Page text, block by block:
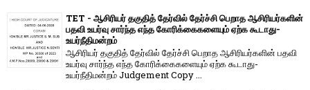
TET - ஆசிரியர் தகுதித் தேர்வில் தேர்ச்சி பெறாத ஆசிரியர்களின்
பதவி உயர்வு சார்ந்த எந்த கோரிக்கைகளையும் ஏற்க கூடாது-
உயர்நீதிமன்றம்
ஆசிரியர் தகுதித் தேர்வில் தேர்ச்சி பெறாத ஆசிரியர்களின் பதவி
உயர்வு சார்ந்த எந்த கோரிக்கைகளையும் ஏற்க கூடாது-
உயர்நீதிமன்றம் Judgement Copy ...